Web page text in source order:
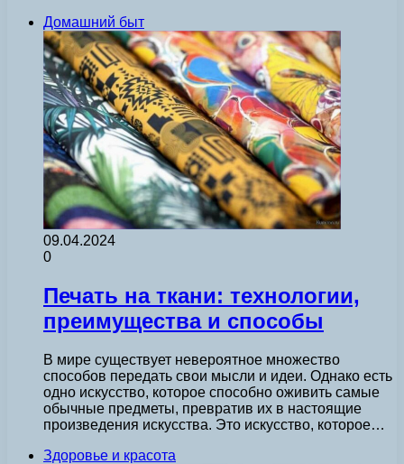
Домашний быт
09.04.2024
0
Печать на ткани: технологии,
преимущества и способы
В мире существует невероятное множество
способов передать свои мысли и идеи. Однако есть
одно искусство, которое способно оживить самые
обычные предметы, превратив их в настоящие
произведения искусства. Это искусство, которое…
Здоровье и красота